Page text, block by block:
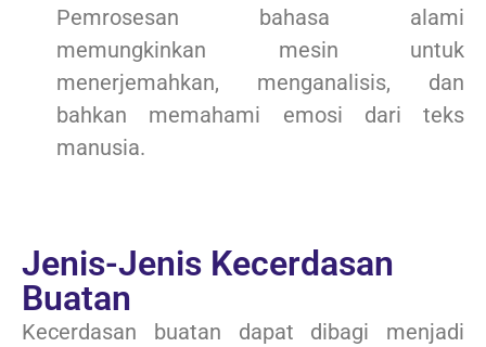
Pemrosesan bahasa alami
memungkinkan mesin untuk
menerjemahkan, menganalisis, dan
bahkan memahami emosi dari teks
manusia.
Jenis-Jenis Kecerdasan
Buatan
Kecerdasan buatan dapat dibagi menjadi